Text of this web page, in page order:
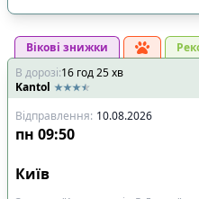
Спочатку дешевші
Час відправлення
Спочатку ранні
Спочатку вечірні
Час прибуття
Вікові знижки
В дорозі:16 год25хв
Kantol
Відправлення: 10.08.2026
пн 09:50
Київ